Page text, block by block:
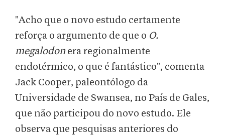
"Acho que o novo estudo certamente
reforça o argumento de que o O.
megalodonera regionalmente
endotérmico, o que é fantástico", comenta
Jack Cooper, paleontólogo da
Universidade de Swansea, no País de Gales,
que não participou do novo estudo. Ele
observa que pesquisas anteriores do